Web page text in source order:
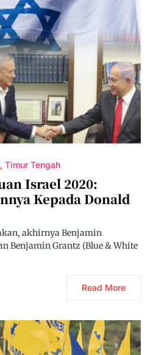
Timur Tengah
Israel 2020:
Kepada Donald
akhirnya Benjamin
Benjamin Grantz (Blue & White
Read More